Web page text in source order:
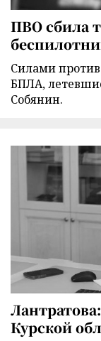
ПВО сбила
Силами
БПЛА,
Собянин.
Курской